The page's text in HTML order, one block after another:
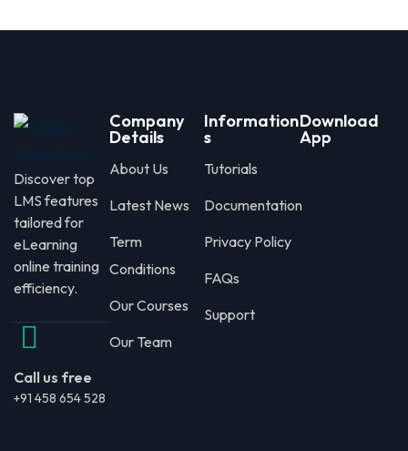
Discover top
LMS features
tailored for
eLearning
online training
efficiency.
Call us free
+91 458 654 528
Company
Details
About Us
Latest News
Term
Conditions
Our Courses
Our Team
Information
s
Tutorials
Documentation
Privacy Policy
FAQs
Support
Download
App